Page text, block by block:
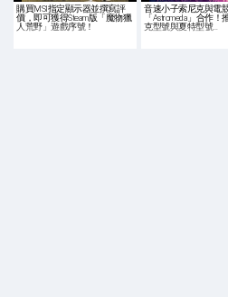
購買MSI指定顯示器並撰寫評
價，即可獲得Steam版「魔物獵
人荒野」遊戲序號！
音速小子索尼克與電
「Astromeda」合作！
克型號與夏特型號…